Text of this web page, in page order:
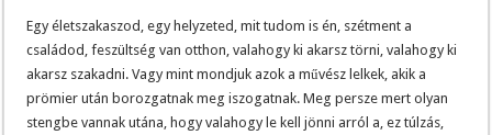
Egy életszakaszod, egy helyzeted, mit tudom is én, szétment a
családod, feszültség van otthon, valahogy ki akarsz törni, valahogy ki
akarsz szakadni. Vagy mint mondjuk azok a művész lelkek, akik a
prömier után borozgatnak meg iszogatnak. Meg persze mert olyan
stengbe vannak utána, hogy valahogy le kell jönni arról a, ez túlzás,